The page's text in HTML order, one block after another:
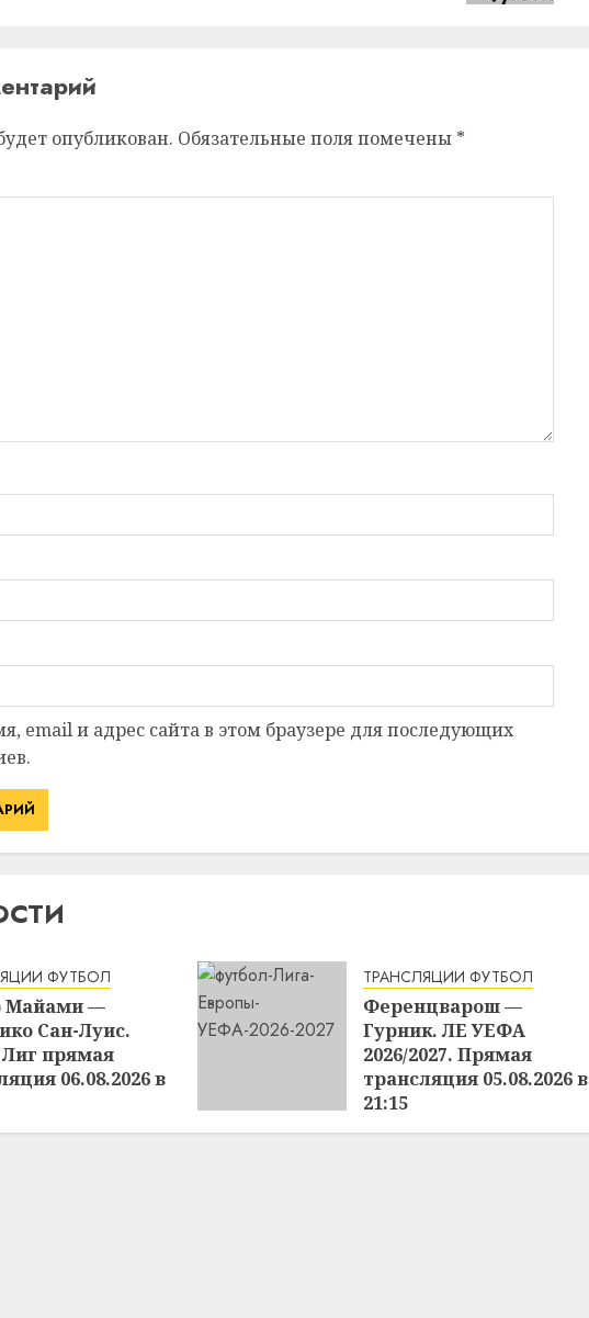
опубликован. Обязательные поля помечены *
email и адрес сайта в этом браузере для последующих
ФУТБОЛ
Майами —
Сан-Луис.
прямая
06.08.2026 в
ТРАНСЛЯЦИИ ФУТБОЛ
Ференцварош —
Гурник. ЛЕ УЕФА
2026/2027. Прямая
трансляция 05.08.2026 в
21:15
05.08.2026